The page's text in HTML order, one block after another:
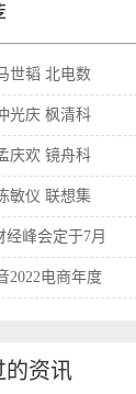
世韬 北电数
光庆 枫清科
庆欢 镜舟科
敏仪 联想集
经峰会定于7月
2022电商年度
的资讯